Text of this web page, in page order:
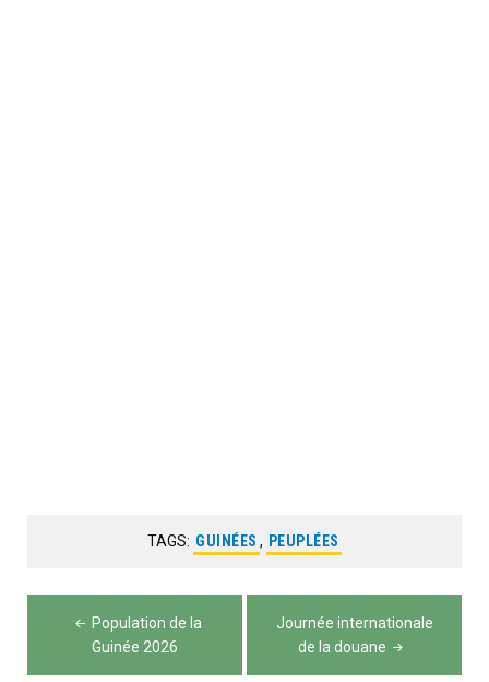
TAGS: GUINÉES , PEUPLÉES
Navigation
Population de la
Guinée 2026
Journée internationale
de la douane